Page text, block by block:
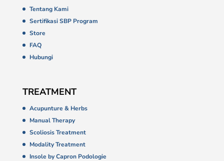
Tentang Kami
Sertifikasi SBP Program
Store
FAQ
Hubungi
TREATMENT
Acupunture & Herbs
Manual Therapy
Scoliosis Treatment
Modality Treatment
Insole by Capron Podologie